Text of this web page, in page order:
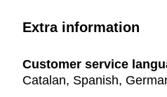
Extra information
Customer service
Catalan, Spanish,